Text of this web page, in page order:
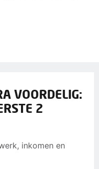
VOORDELIG:
2
inkomen en